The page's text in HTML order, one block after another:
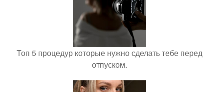
Топ 5 процедур которые нужно сделать тебе перед
отпуском.